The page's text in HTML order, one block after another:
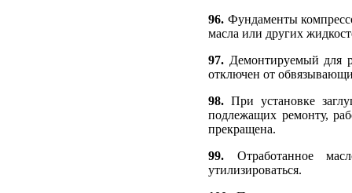
96. Фундаменты
масла или других
97. Демонтируемый для
отключен от
98. При установке
подлежащих ремонту,
прекращена.
99. Отработанное
утилизироваться.